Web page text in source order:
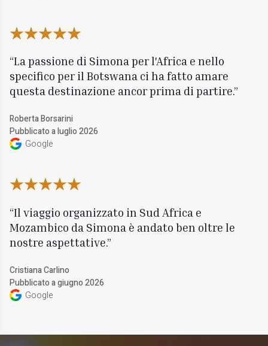
La passione di Simona per l'Africa e nello
specifico per il Botswana ci ha fatto amare
questa destinazione ancor prima di partire.
Roberta Borsarini
Pubblicato a luglio 2026
Google
Il viaggio organizzato in Sud Africa e
Mozambico da Simona è andato ben oltre le
nostre aspettative.
Cristiana Carlino
Pubblicato a giugno 2026
Google